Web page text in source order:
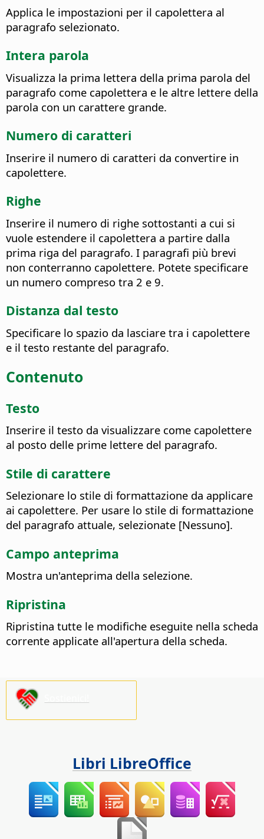
Applica le impostazioni per il capolettera al
paragrafo selezionato.
Intera parola
Visualizza la prima lettera della prima parola del
paragrafo come capolettera e le altre lettere della
parola con un carattere grande.
Numero di caratteri
Inserire il numero di caratteri da convertire in
capolettere.
Righe
Inserire il numero di righe sottostanti a cui si
vuole estendere il capolettera a partire dalla
prima riga del paragrafo. I paragrafi più brevi
non conterranno capolettere. Potete specificare
un numero compreso tra 2 e 9.
Distanza dal testo
Specificare lo spazio da lasciare tra i capolettere
e il testo restante del paragrafo.
Contenuto
Testo
Inserire il testo da visualizzare come capolettere
al posto delle prime lettere del paragrafo.
Stile di carattere
Selezionare lo stile di formattazione da applicare
ai capolettere. Per usare lo stile di formattazione
del paragrafo attuale, selezionate [Nessuno].
Campo anteprima
Mostra un'anteprima della selezione.
Ripristina
Ripristina tutte le modifiche eseguite nella scheda
corrente applicate all'apertura della scheda.
Libri LibreOffice